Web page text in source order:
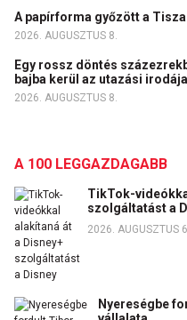
A papírforma győzött a
2026. AUGUSZTUS 8.
Egy rossz döntés
bajba kerül az utazási
2026. AUGUSZTUS 8.
A 100 LEGGAZDAGABB
TikTok-
szolgáltatást a
2026. AUGUSZTUS
Nyereségbe